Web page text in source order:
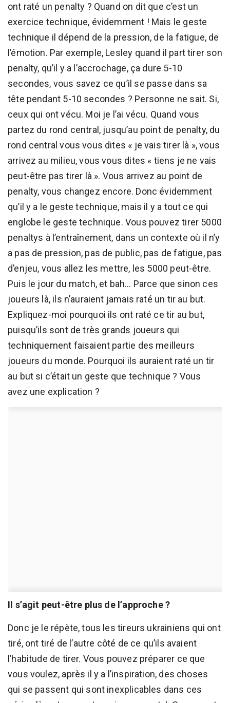
ont raté un penalty ? Quand on dit que c’est un
exercice technique, évidemment ! Mais le geste
technique il dépend de la pression, de la fatigue, de
l’émotion. Par exemple, Lesley quand il part tirer son
penalty, qu’il y a l’accrochage, ça dure 5-10
secondes, vous savez ce qu’il se passe dans sa
tête pendant 5-10 secondes ? Personne ne sait. Si,
ceux qui ont vécu. Moi je l’ai vécu. Quand vous
partez du rond central, jusqu’au point de penalty, du
rond central vous vous dites « je vais tirer là », vous
arrivez au milieu, vous vous dites « tiens je ne vais
peut-être pas tirer là ». Vous arrivez au point de
penalty, vous changez encore. Donc évidemment
qu’il y a le geste technique, mais il y a tout ce qui
englobe le geste technique. Vous pouvez tirer 5000
penaltys à l’entraînement, dans un contexte où il n’y
a pas de pression, pas de public, pas de fatigue, pas
d’enjeu, vous allez les mettre, les 5000 peut-être.
Puis le jour du match, et bah… Parce que sinon ces
joueurs là, ils n’auraient jamais raté un tir au but.
Expliquez-moi pourquoi ils ont raté ce tir au but,
puisqu’ils sont de très grands joueurs qui
techniquement faisaient partie des meilleurs
joueurs du monde. Pourquoi ils auraient raté un tir
au but si c’était un geste que technique ? Vous
avez une explication ?
Il s’agit peut-être plus de l’approche ?
Donc je le répète, tous les tireurs ukrainiens qui ont
tiré, ont tiré de l’autre côté de ce qu’ils avaient
l’habitude de tirer. Vous pouvez préparer ce que
vous voulez, après il y a l’inspiration, des choses
qui se passent qui sont inexplicables dans ces